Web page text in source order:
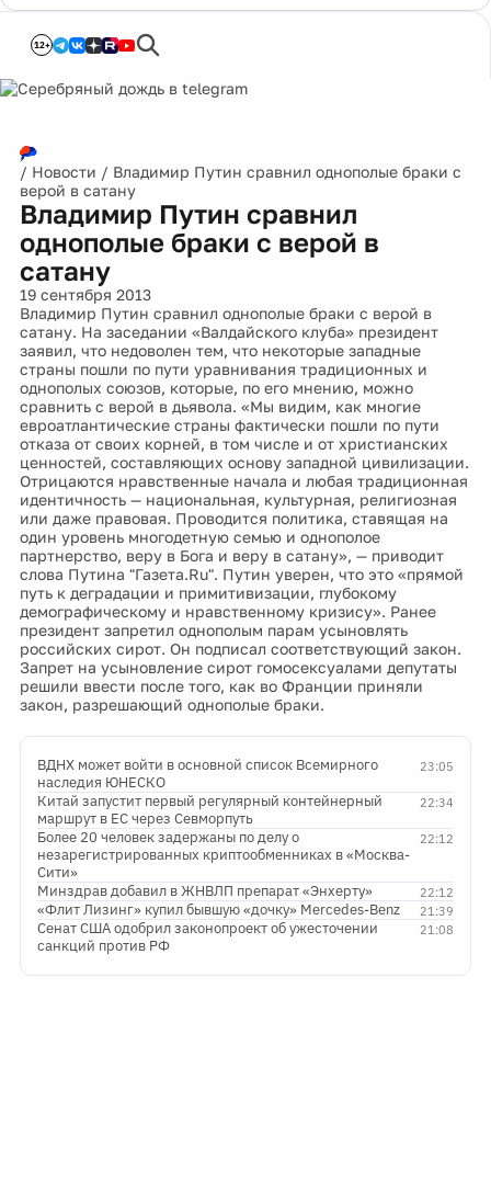
12+
/ Новости / Владимир Путин сравнил однополые браки с
верой в сатану
Владимир Путин сравнил
однополые браки с верой в
сатану
19 сентября 2013
Владимир Путин сравнил однополые браки с верой в
сатану. На заседании «Валдайского клуба» президент
заявил, что недоволен тем, что некоторые западные
страны пошли по пути уравнивания традиционных и
однополых союзов, которые, по его мнению, можно
сравнить с верой в дьявола. «Мы видим, как многие
евроатлантические страны фактически пошли по пути
отказа от своих корней, в том числе и от христианских
ценностей, составляющих основу западной цивилизации.
Отрицаются нравственные начала и любая традиционная
идентичность — национальная, культурная, религиозная
или даже правовая. Проводится политика, ставящая на
один уровень многодетную семью и однополое
партнерство, веру в Бога и веру в сатану», — приводит
слова Путина "Газета.Ru". Путин уверен, что это «прямой
путь к деградации и примитивизации, глубокому
демографическому и нравственному кризису». Ранее
президент запретил однополым парам усыновлять
российских сирот. Он подписал соответствующий закон.
Запрет на усыновление сирот гомосексуалами депутаты
решили ввести после того, как во Франции приняли
закон, разрешающий однополые браки.
23:05
ВДНХ может войти в основной список Всемирного
наследия ЮНЕСКО
22:34
Китай запустит первый регулярный контейнерный
маршрут в ЕС через Севморпуть
22:12
Более 20 человек задержаны по делу о
незарегистрированных криптообменниках в «Москва-
Сити»
22:12
Минздрав добавил в ЖНВЛП препарат «Энхерту»
21:39
«Флит Лизинг» купил бывшую «дочку» Mercedes-Benz
21:08
Сенат США одобрил законопроект об ужесточении
санкций против РФ